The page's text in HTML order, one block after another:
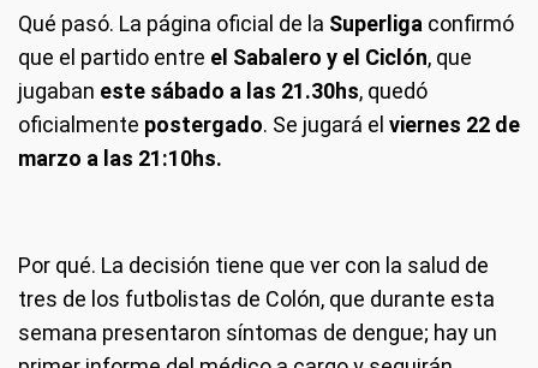
Qué pasó. La página oficial de la Superliga confirmó
que el partido entre el Sabalero y el Ciclón, que
jugaban este sábado a las 21.30hs, quedó
oficialmente postergado. Se jugará el viernes 22 de
marzo a las 21:10hs.
Por qué. La decisión tiene que ver con la salud de
tres de los futbolistas de Colón, que durante esta
semana presentaron síntomas de dengue; hay un